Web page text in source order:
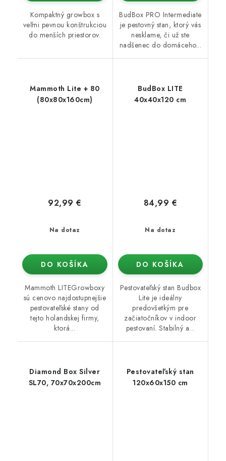
Kompaktný growbox s
veľmi pevnou konštrukciou
do menších priestorov.
BudBox PRO Intermediate
je pestovný stan, ktorý vás
nesklame, či už ste
nadšenec do domáceho...
Mammoth Lite + 80
(80x80x160cm)
Na dotaz
92,99 €
DO KOŠÍKA
Mammoth LITEGrowboxy
sú cenovo najdostupnejšie
pestovateľské stany od
tejto holandskej firmy,
ktorá...
BudBox LITE
40x40x120 cm
Na dotaz
84,99 €
DO KOŠÍKA
Pestovateľský stan Budbox
Lite je ideálny
predovšetkým pre
začiatočníkov v indoor
pestovaní. Stabilný a...
Diamond Box Silver
SL70, 70x70x200cm
Pestovateľský stan
120x60x150 cm